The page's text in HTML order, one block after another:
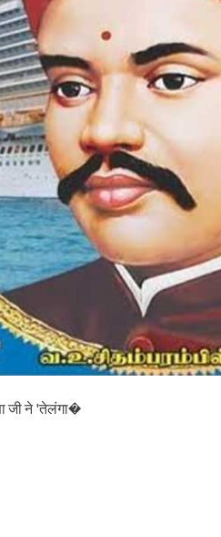
द
क्षि
ण
भा
य
तं
त्र
ता
ना
नि
यों
वि
ष्ट
यो
ग
जी ने 'तेलंगा�